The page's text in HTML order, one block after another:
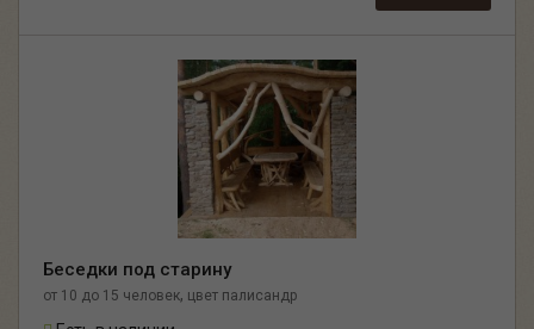
Беседки под старину
от 10 до 15 человек, цвет палисандр